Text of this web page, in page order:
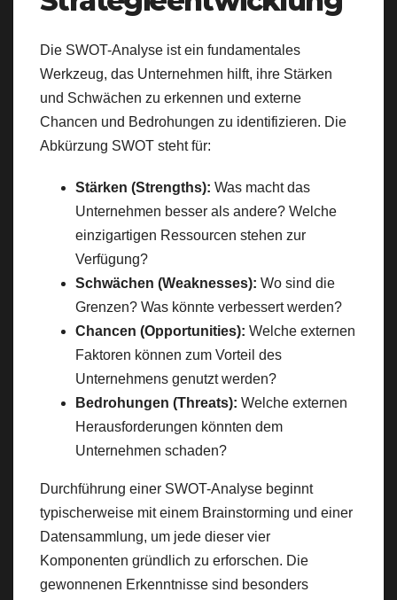
Die SWOT-Analyse ist ein fundamentales
Werkzeug, das Unternehmen hilft, ihre Stärken
und Schwächen zu erkennen und externe
Chancen und Bedrohungen zu identifizieren. Die
Abkürzung SWOT steht für:
Stärken (Strengths): Was macht das
Unternehmen besser als andere? Welche
einzigartigen Ressourcen stehen zur
Verfügung?
Schwächen (Weaknesses): Wo sind die
Grenzen? Was könnte verbessert werden?
Chancen (Opportunities): Welche externen
Faktoren können zum Vorteil des
Unternehmens genutzt werden?
Bedrohungen (Threats): Welche externen
Herausforderungen könnten dem
Unternehmen schaden?
Durchführung einer SWOT-Analyse beginnt
typischerweise mit einem Brainstorming und einer
Datensammlung, um jede dieser vier
Komponenten gründlich zu erforschen. Die
gewonnenen Erkenntnisse sind besonders